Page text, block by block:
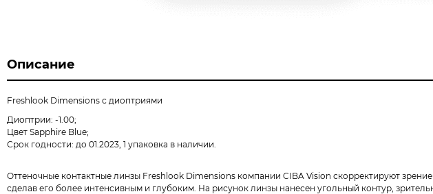
Описание
Freshlook Dimensions с диоптриями
Диоптрии: -1.00;
Цвет Sapphire Blue;
Срок годности: до 01.2023, 1 упаковка в наличии.
Оттеночные контактные линзы Freshlook Dimensions компании CIBA Vision скорректируют зрение
сделав его более интенсивным и глубоким. На рисунок линзы нанесен угольный контур,